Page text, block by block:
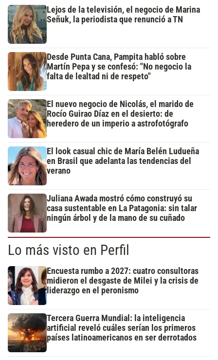
Lejos de la televisión, el negocio de Marina
Señuk, la periodista que renunció a TN
Desde Punta Cana, Pampita habló sobre
Martín Pepa y se confesó: "No negocio la
falta de lealtad ni de respeto"
El nuevo negocio de Nicolás, el marido de
Rocío Guirao Díaz en el desierto: de
heredero de un imperio a astrofotógrafo
El look casual chic de María Belén Ludueña
en Brasil que adelanta las tendencias del
verano
Juliana Awada mostró cómo construyó su
casa sustentable en La Patagonia: sin talar
ningún árbol y de la mano de su cuñado
Lo más visto en Perfil
Encuesta rumbo a 2027: cuatro consultoras
midieron el desgaste de Milei y la crisis de
liderazgo en el peronismo
Tercera Guerra Mundial: la inteligencia
artificial reveló cuáles serían los primeros
países latinoamericanos en ser derrotados